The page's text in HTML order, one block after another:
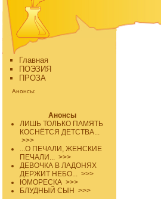
Главная
ПОЭЗИЯ
ПРОЗА
Анонсы:
Анонсы
ЛИШЬ ТОЛЬКО ПАМЯТЬ
КОСНЁТСЯ ДЕТСТВА...
>>>
...О ПЕЧАЛИ, ЖЕНСКИЕ
ПЕЧАЛИ... >>>
ДЕВОЧКА В ЛАДОНЯХ
ДЕРЖИТ НЕБО... >>>
ЮМОРЕСКА >>>
БЛУДНЫЙ СЫН >>>